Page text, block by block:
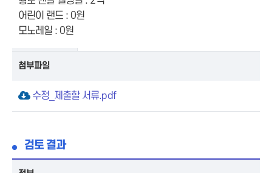
어린이 랜드 : 0원
모노레일 : 0원
첨부파일
수정_제출할 서류.pdf
검토 결과